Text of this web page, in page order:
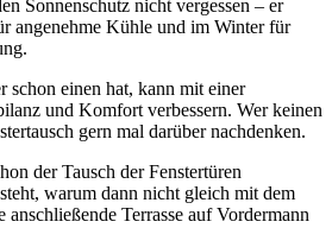
Sonnenschutz nicht vergessen – er
angenehme Kühle und im Winter für
schon einen hat, kann mit einer
und Komfort verbessern. Wer keinen
gern mal darüber nachdenken.
der Tausch der Fenstertüren
warum dann nicht gleich mit dem
anschließende Terrasse auf Vordermann